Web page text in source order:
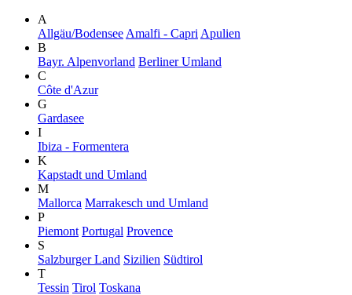
A
Allgäu/Bodensee Amalfi - Capri Apulien
B
Bayr. Alpenvorland Berliner Umland
C
Côte d'Azur
G
Gardasee
I
Ibiza - Formentera
K
Kapstadt und Umland
M
Mallorca Marrakesch und Umland
P
Piemont Portugal Provence
S
Salzburger Land Sizilien Südtirol
T
Tessin Tirol Toskana